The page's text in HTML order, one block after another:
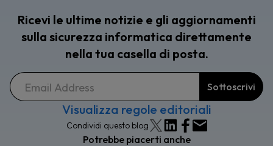
Ricevi le ultime notizie e gli aggiornamenti
sulla sicurezza informatica direttamente
nella tua casella di posta.
Visualizza regole editoriali
Condividi questo blog
Potrebbe piacerti anche